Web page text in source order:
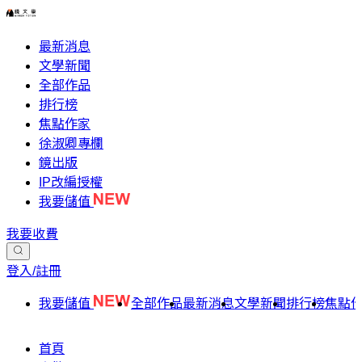
最新消息
文學新聞
全部作品
排行榜
焦點作家
徐淑卿專欄
鏡出版
IP改編授權
我要儲值
我要收費
登入/註冊
我要儲值 全部作品最新消息文學新聞排行榜焦點
首頁